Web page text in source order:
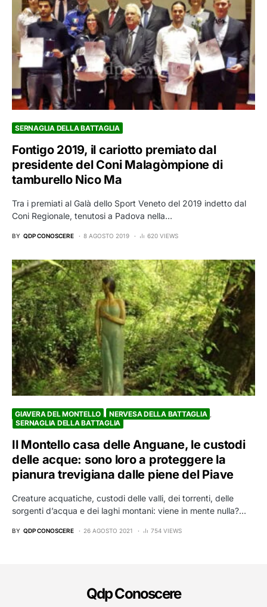
SERNAGLIA DELLA BATTAGLIA
Fontigo 2019, il cariotto premiato dal
presidente del Coni Malagòmpione di
tamburello Nico Ma
Tra i premiati al Galà dello Sport Veneto del 2019 indetto dal
Coni Regionale, tenutosi a Padova nella…
BY QDP CONOSCERE 8 AGOSTO 2019 620 VIEWS
GIAVERA DEL MONTELLO
NERVESA DELLA BATTAGLIA
SERNAGLIA DELLA BATTAGLIA
Il Montello casa delle Anguane, le custodi
delle acque: sono loro a proteggere la
pianura trevigiana dalle piene del Piave
Creature acquatiche, custodi delle valli, dei torrenti, delle
sorgenti d’acqua e dei laghi montani: viene in mente nulla?…
BY QDP CONOSCERE 26 AGOSTO 2021 754 VIEWS
Qdp Conoscere